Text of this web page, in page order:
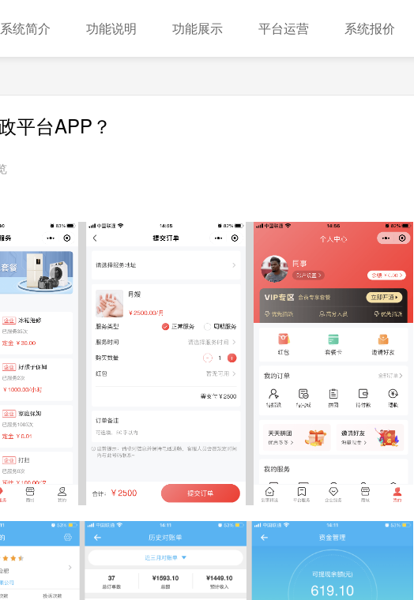
系统简介 功能说明 功能展示 平台运营 系统报价
平台APP？